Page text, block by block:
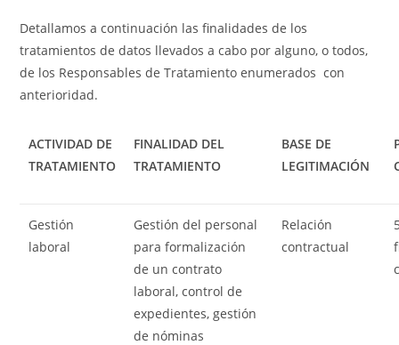
Detallamos a continuación las finalidades de los
tratamientos de datos llevados a cabo por alguno, o todos,
de los Responsables de Tratamiento enumerados con
anterioridad.
ACTIVIDAD DE
TRATAMIENTO
FINALIDAD DEL
TRATAMIENTO
BASE DE
LEGITIMACIÓN
Gestión
laboral
Gestión del personal
para formalización
de un contrato
laboral, control de
expedientes, gestión
de nóminas
Relación
contractual